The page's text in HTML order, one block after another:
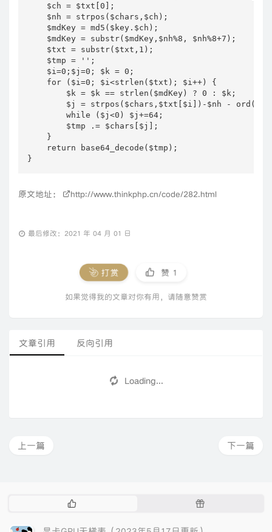
    $ch = $txt[0];
    $nh = strpos($chars,$ch);
    $mdKey = md5($key.$ch);
    $mdKey = substr($mdKey,$nh%8, $nh%8+7);
    $txt = substr($txt,1);
    $tmp = '';
    $i=0;$j=0; $k = 0;
    for ($i=0; $i<strlen($txt); $i++) {
        $k = $k == strlen($mdKey) ? 0 : $k;
$j = strpos($chars,$txt[$i])-$nh -
        while ($j<0) $j+=64;
        $tmp .= $chars[$j];
    }
    return base64_decode($tmp);
}
原文地址： http://www.thinkphp.cn/code/282.html
最后修改：2021 年 04 月 01 日
打赏 赞 1
如果觉得我的文章对你有用，请随意赞赏
文章引用 反向引用
Loading...
下一篇
上一篇
文
随